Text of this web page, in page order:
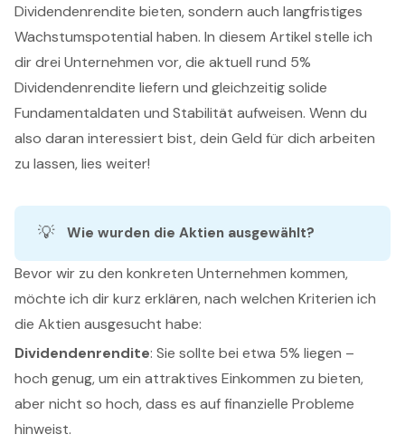
Dividendenrendite bieten, sondern auch langfristiges
Wachstumspotential haben. In diesem Artikel stelle ich
dir drei Unternehmen vor, die aktuell rund 5%
Dividendenrendite liefern und gleichzeitig solide
Fundamentaldaten und Stabilität aufweisen. Wenn du
also daran interessiert bist, dein Geld für dich arbeiten
zu lassen, lies weiter!
💡 Wie wurden die Aktien ausgewählt?
Bevor wir zu den konkreten Unternehmen kommen,
möchte ich dir kurz erklären, nach welchen Kriterien ich
die Aktien ausgesucht habe:
Dividendenrendite: Sie sollte bei etwa 5% liegen –
hoch genug, um ein attraktives Einkommen zu bieten,
aber nicht so hoch, dass es auf finanzielle Probleme
hinweist.